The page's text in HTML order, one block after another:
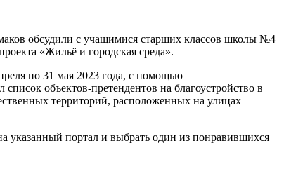
обсудили с учащимися старших классов школы №4
«Жильё и городская среда».
по 31 мая 2023 года, с помощью
объектов-претендентов на благоустройство в
территорий, расположенных на улицах
указанный портал и выбрать один из понравившихся